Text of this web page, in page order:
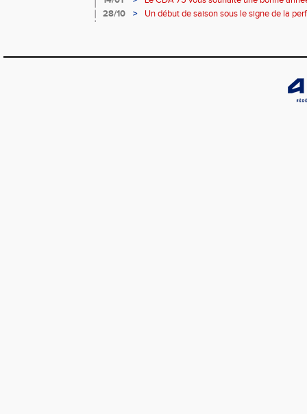
28/10
> Un début de saison sous le signe de la